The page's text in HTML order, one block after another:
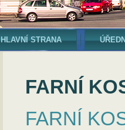
HLAVNÍ STRANA
FARNÍ
FARNÍ